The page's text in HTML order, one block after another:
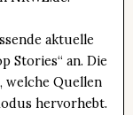
aktuelle
Stories“ an. Die
welche Quellen
hervorhebt.